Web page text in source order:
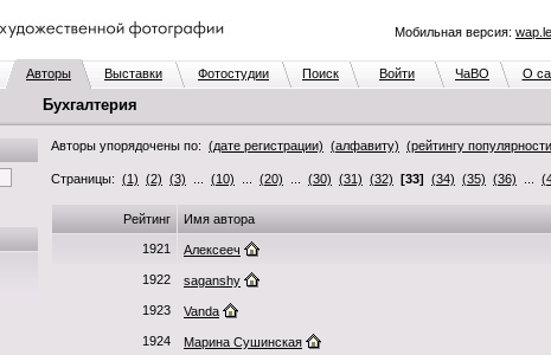
Мобильная версия:
Авторы Выставки Фотостудии Поиск Войти ЧаВО О
Бухгалтерия
Авторы упорядочены по: (дате регистрации) (алфавиту) (рейтингу
Страницы: (1) (2) (3) (10) (20) (30) (31) (32) [33] (34) (35) (36)
Рейтинг Имя автора
1921 Алексееч
1922 saganshy
1923 Vanda
1924 Марина Сушинская